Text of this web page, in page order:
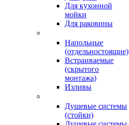
Для кухонной
мойки
Для раковины
Напольные
(отдельностоящие)
Встраиваемые
(скрытого
монтажа)
Изливы
Душевые системы
(стойки)